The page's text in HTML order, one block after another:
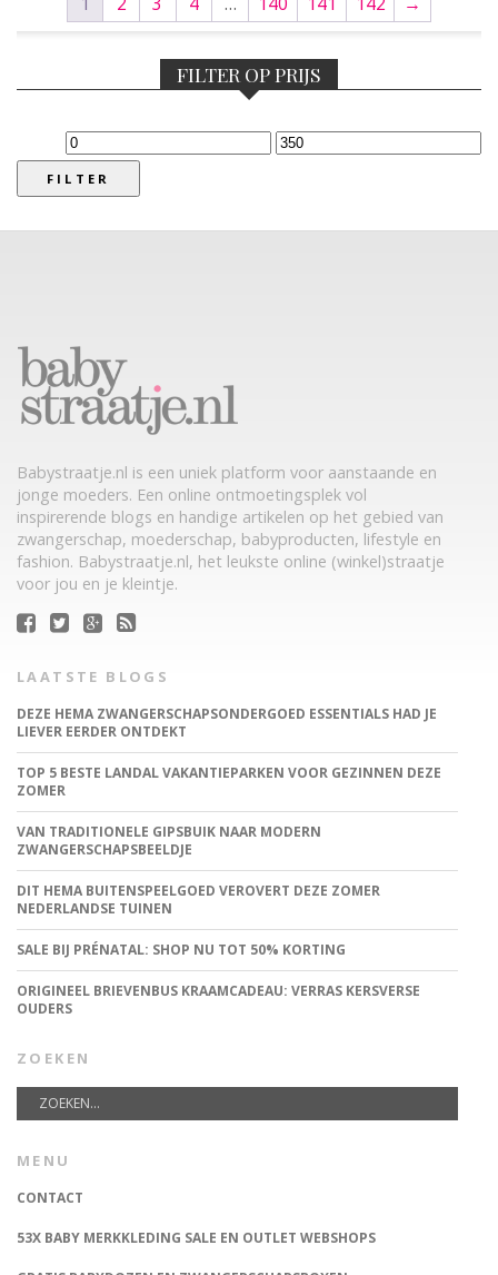
FILTER OP PRIJS
Min.
prijs
Max.
FILTER
Babystraatje.nl is een uniek platform voor aanstaande en
jonge moeders. Een online ontmoetingsplek vol
inspirerende blogs en handige artikelen op het gebied van
zwangerschap, moederschap, babyproducten, lifestyle en
fashion. Babystraatje.nl, het leukste online (winkel)straatje
voor jou en je kleintje.
LAATSTE BLOGS
DEZE HEMA ZWANGERSCHAPSONDERGOED ESSENTIALS HAD JE
LIEVER EERDER ONTDEKT
TOP 5 BESTE LANDAL VAKANTIEPARKEN VOOR GEZINNEN DEZE
ZOMER
VAN TRADITIONELE GIPSBUIK NAAR MODERN
ZWANGERSCHAPSBEELDJE
DIT HEMA BUITENSPEELGOED VEROVERT DEZE ZOMER
NEDERLANDSE TUINEN
SALE BIJ PRÉNATAL: SHOP NU TOT 50% KORTING
ORIGINEEL BRIEVENBUS KRAAMCADEAU: VERRAS KERSVERSE
OUDERS
ZOEKEN
MENU
CONTACT
53X BABY MERKKLEDING SALE EN OUTLET WEBSHOPS